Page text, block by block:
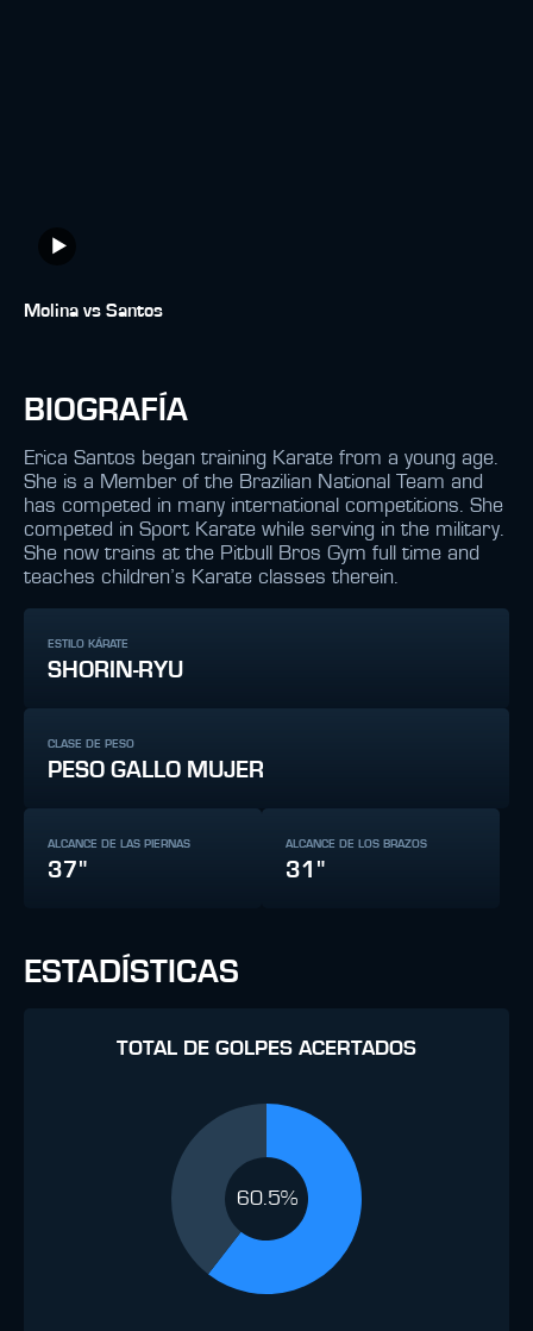
Molina vs Santos
BIOGRAFÍA
Erica Santos began training Karate from a young age.
She is a Member of the Brazilian National Team and
has competed in many international competitions. She
competed in Sport Karate while serving in the military.
She now trains at the Pitbull Bros Gym full time and
teaches children’s Karate classes therein.
ESTILO KÁRATE
SHORIN-RYU
CLASE DE PESO
PESO GALLO MUJER
ALCANCE DE LAS PIERNAS
37"
ALCANCE DE LOS BRAZOS
31"
ESTADÍSTICAS
TOTAL DE GOLPES ACERTADOS
60.5%